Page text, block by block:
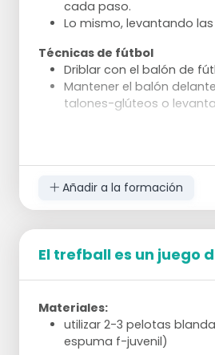
cada paso.
Lo mismo, levantando las
Técnicas de fútbol
Driblar con el balón de
Mantener el balón
talones-glúteos o
camina.
Realizar movimientos de
Añadir a la formación
El trefball es un juego
Materiales:
utilizar 2-3 pelotas
espuma f-juvenil)